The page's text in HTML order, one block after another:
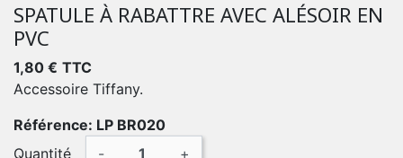
SPATULE À RABATTRE AVEC ALÉSOIR EN
PVC
1,80 € TTC
Accessoire Tiffany.
Référence: LP BR020
Quantité
- +